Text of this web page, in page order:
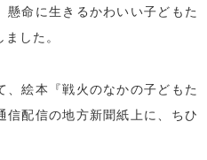
命に生きるかわいい子どもた
した。
絵本『戦火のなかの子どもた
信配信の地方新聞紙上に、ちひ